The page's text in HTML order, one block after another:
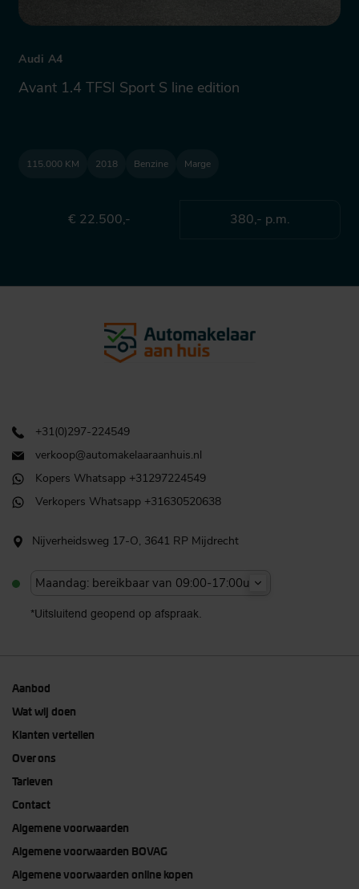
Audi A4
Avant 1.4 TFSI Sport S line edition
115.000 KM 2018 Benzine Marge
€ 22.500,- 380,- p.m.
+31(0)297-224549
verkoop@automakelaaraanhuis.nl
Kopers Whatsapp +31297224549
Verkopers Whatsapp +31630520638
Nijverheidsweg 17-O, 3641 RP Mijdrecht
Maandag: bereikbaar van 09:00-17:00u
*Uitsluitend geopend op afspraak.
Aanbod
Wat wij doen
Klanten vertellen
Over ons
Tarieven
Contact
Algemene voorwaarden
Algemene voorwaarden BOVAG
Algemene voorwaarden online kopen